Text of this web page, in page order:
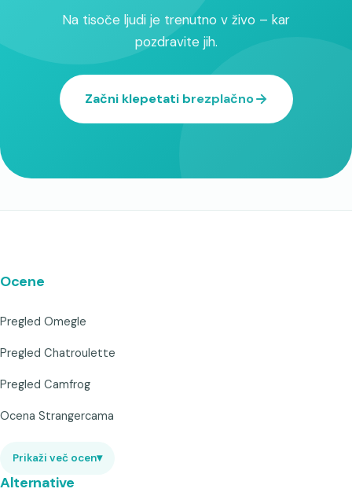
Na tisoče ljudi je trenutno v živo – kar
pozdravite jih.
Začni klepetati brezplačno
Ocene
Pregled Omegle
Pregled Chatroulette
Pregled Camfrog
Ocena Strangercama
Prikaži več ocen▾
Alternative